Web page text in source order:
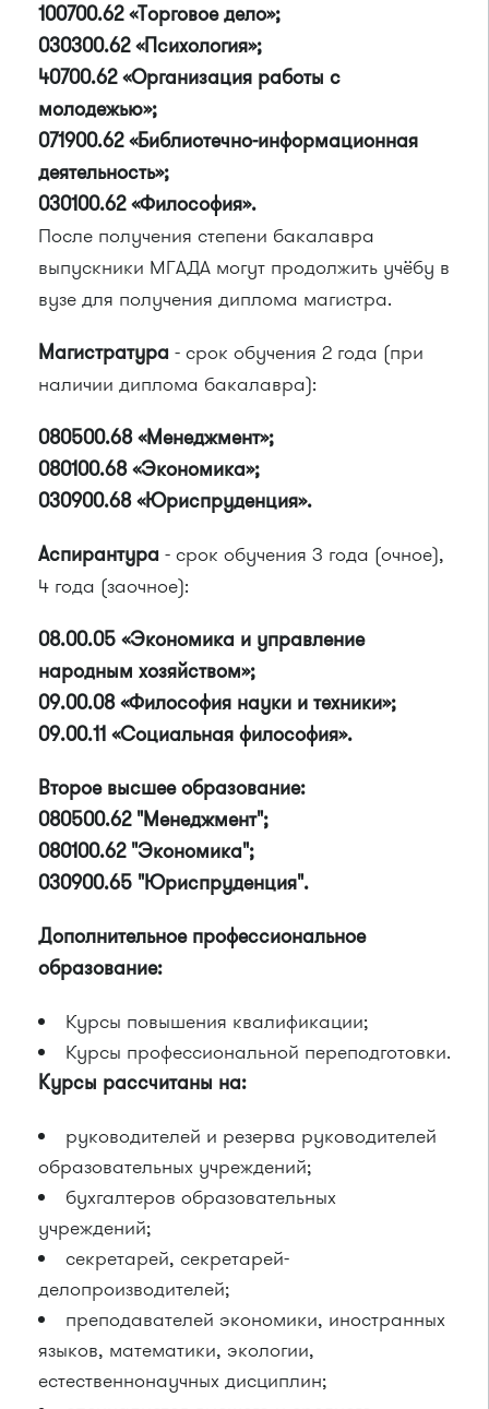
100700.62 «Торговое дело»;
030300.62 «Психология»;
40700.62 «Организация работы с
молодежью»;
071900.62 «Библиотечно-информационная
деятельность»;
030100.62 «Философия».
После получения степени бакалавра
выпускники МГАДА могут продолжить учёбу в
вузе для получения диплома магистра.
Магистратура - срок обучения 2 года (при
наличии диплома бакалавра):
080500.68 «Менеджмент»;
080100.68 «Экономика»;
030900.68 «Юриспруденция».
Аспирантура - срок обучения 3 года (очное),
4 года (заочное):
08.00.05 «Экономика и управление
народным хозяйством»;
09.00.08 «Философия науки и техники»;
09.00.11 «Социальная философия».
Второе высшее образование:
080500.62 "Менеджмент";
080100.62 "Экономика";
030900.65 "Юриспруденция".
Дополнительное профессиональное
образование:
Курсы повышения квалификации;
Курсы профессиональной переподготовки.
Курсы рассчитаны на:
руководителей и резерва руководителей
образовательных учреждений;
бухгалтеров образовательных
учреждений;
секретарей, секретарей-
делопроизводителей;
преподавателей экономики, иностранных
языков, математики, экологии,
естественнонаучных дисциплин;